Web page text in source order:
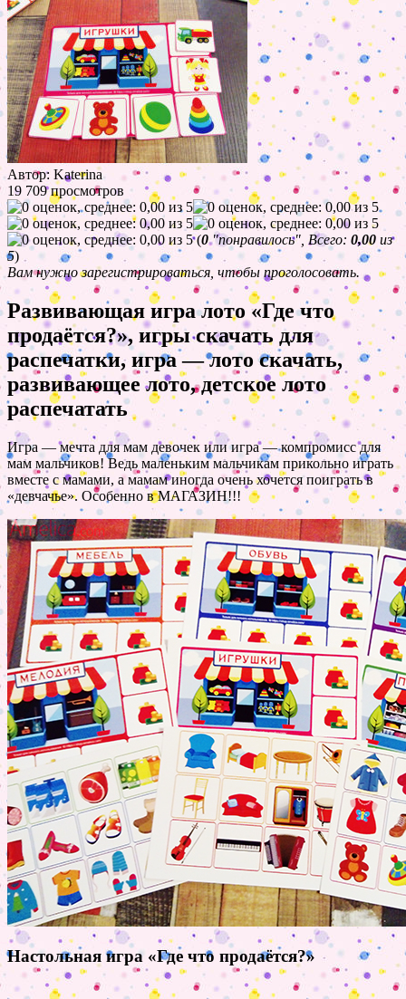
Автор: Katerina
19 709 просмотров
(0"понравилось", Всего: 0,00 из
5)
Вам нужно зарегистрироваться, чтобы проголосовать.
Развивающая игра лото «Где что
продаётся?», игры скачать для
распечатки, игра — лото скачать,
развивающее лото, детское лото
распечатать
Игра — мечта для мам девочек или игра — компромисс для
мам мальчиков! Ведь маленьким мальчикам прикольно играть
вместе с мамами, а мамам иногда очень хочется поиграть в
«девчачье». Особенно в МАГАЗИН!!!
Настольная игра «Где что продаётся?»